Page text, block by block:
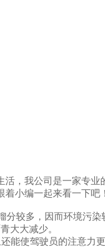
，我公司是一家专
小编一起来看一下吧！
较多，因而环境污
大大减少。
能使驾驶员的注意力